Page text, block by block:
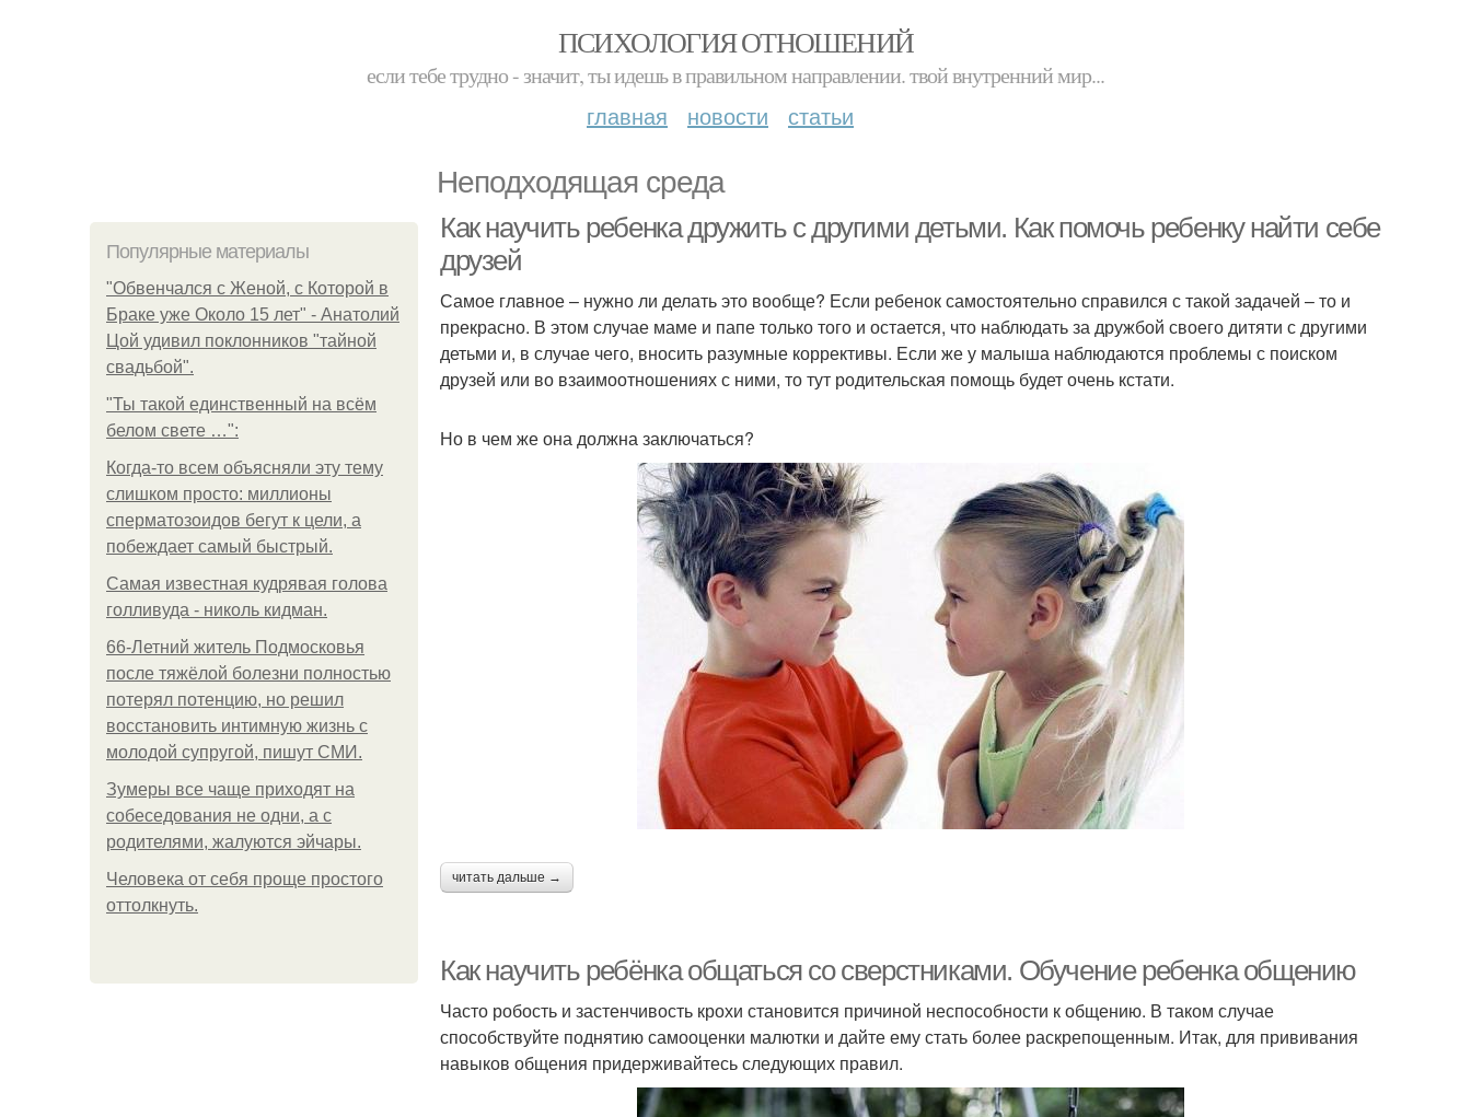
ПСИХОЛОГИЯ ОТНОШЕНИЙ
если тебе трудно - значит, ты идешь в правильном направлении. твой внутренний мир...
главная новости статьи
Неподходящая среда
Популярные материалы
"Обвенчался с Женой, с Которой в
Браке уже Около 15 лет" - Анатолий
Цой удивил поклонников "тайной
свадьбой".
"Ты такой единственный на всём
белом свете …":
Когда-то всем объясняли эту тему
слишком просто: миллионы
сперматозоидов бегут к цели, а
побеждает самый быстрый.
Самая известная кудрявая голова
голливуда - николь кидман.
66-Летний житель Подмосковья
после тяжёлой болезни полностью
потерял потенцию, но решил
восстановить интимную жизнь с
молодой супругой, пишут СМИ.
Зумеры все чаще приходят на
собеседования не одни, а с
родителями, жалуются эйчары.
Человека от себя проще простого
оттолкнуть.
Как научить ребенка дружить с другими детьми. Как помочь ребенку найти себе
друзей
Самое главное – нужно ли делать это вообще? Если ребенок самостоятельно справился с такой задачей – то и
прекрасно. В этом случае маме и папе только того и остается, что наблюдать за дружбой своего дитяти с другими
детьми и, в случае чего, вносить разумные коррективы. Если же у малыша наблюдаются проблемы с поиском
друзей или во взаимоотношениях с ними, то тут родительская помощь будет очень кстати.
Но в чем же она должна заключаться?
читать дальше →
Как научить ребёнка общаться со сверстниками. Обучение ребенка общению
Часто робость и застенчивость крохи становится причиной неспособности к общению. В таком случае
способствуйте поднятию самооценки малютки и дайте ему стать более раскрепощенным. Итак, для прививания
навыков общения придерживайтесь следующих правил.